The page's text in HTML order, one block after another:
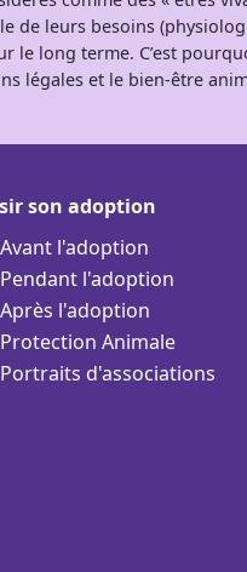
de leurs besoins
le long terme. C’est
légales et le bien-être
son adoption
Avant l'adoption
Pendant l'adoption
Après l'adoption
Protection Animale
Portraits d'associations